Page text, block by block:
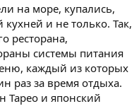
на море, купались,
и не только. Так,
ресторана,
системы питания
каждый из которых
раз за время отдыха.
Тарео и японский